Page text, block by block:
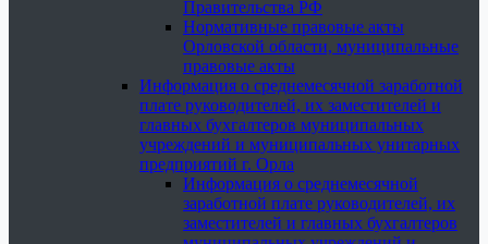
Правительства РФ
Нормативные правовые акты
Орловской области, муниципальные
правовые акты
Информация о среднемесячной заработной
плате руководителей, их заместителей и
главных бухгалтеров муниципальных
учреждений и муниципальных унитарных
предприятий г. Орла
Информация о среднемесячной
заработной плате руководителей, их
заместителей и главных бухгалтеров